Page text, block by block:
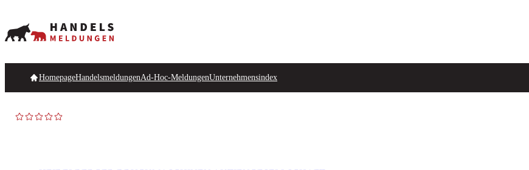
HomepageHandelsmeldungenAd-Hoc-MeldungenUnternehmensindex